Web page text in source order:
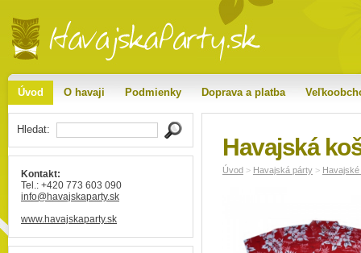
Úvod O havaji Podmienky Doprava a platba
Hledat:
Kontakt:
Tel.: +420 773 603 090
info@havajskaparty.sk
www.havajskaparty.sk
Havajská
Úvod > Havajská párty >